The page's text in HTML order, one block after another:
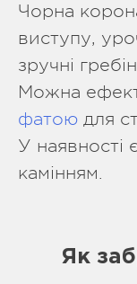
Чорна
виступу,
зручні
Можна
фатою для
У наявності
камінням.
Як